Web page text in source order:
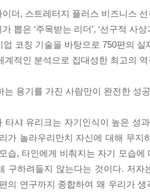
더, 스트레터지 플러스 비즈니스 선
뽑은 ‘주목받는 리더’, ‘선구적 사상
업 코칭 기술을 바탕으로 750편의 실
계적인 분석으로 집대성한 최고의 역
는 용기를 가진 사람만이 완전한 성
타샤 유리크는 자기인식이 높은 성
가 놀라우리만치 자신에 대해 무
습, 타인에게 비춰지는 자기 모습
구하려들지 않는다는 것이다. 저
의 연구까지 종합하여 왜 우리가